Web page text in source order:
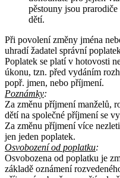
pěstouny jsou
dětí.
Při povolení změny jména
uhradí žadatel správní
Poplatek se platí v hotovosti
úkonu, tzn. před vydáním
popř. jmen, nebo příjmení.
Poznámky:
Za změnu příjmení manželů,
dětí na společné příjmení se
Za změnu příjmení více
jen jeden poplatek.
Osvobození od poplatku:
Osvobozena od poplatku je
základě oznámení